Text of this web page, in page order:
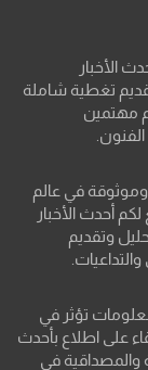
الأخبار
تغطية شاملة
مهتمين
الفنون.
في عالم
أحدث الأخبار
وتقديم
تؤثر في
على اطلاع بأحدث
والمصداقية في